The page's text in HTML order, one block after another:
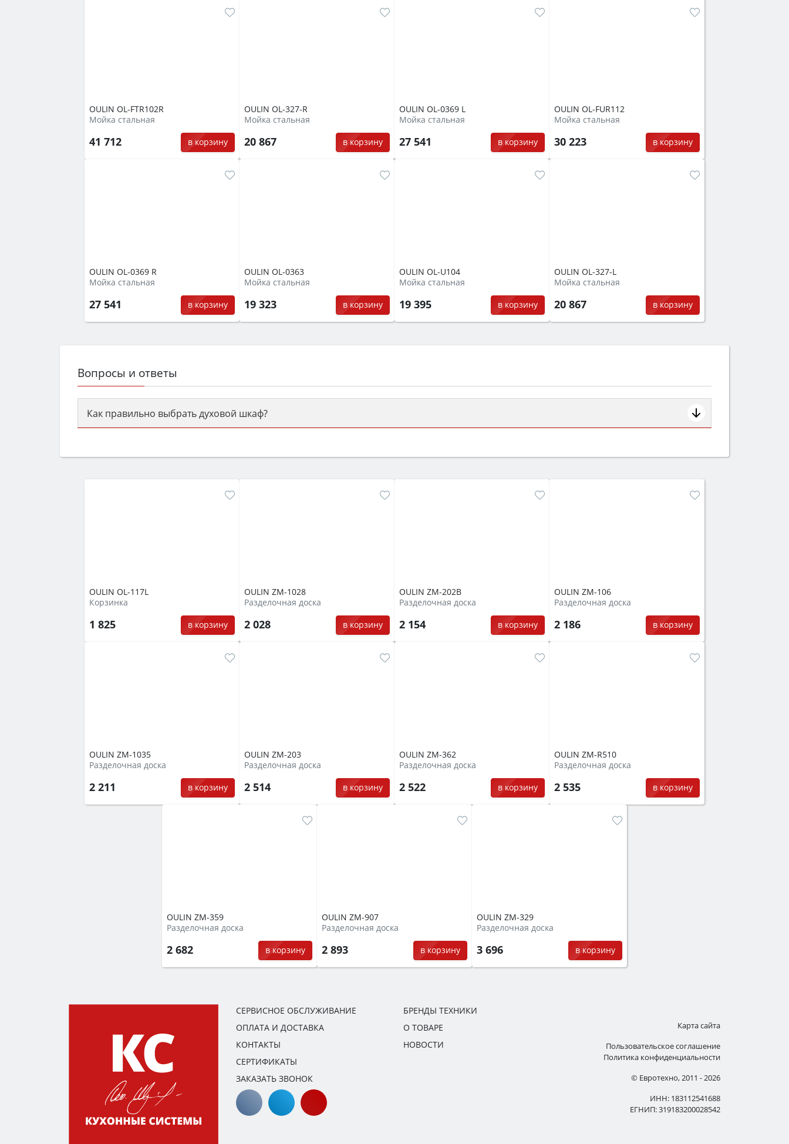
OULIN OL-FTR102R
Мойка стальная
41 712 в корзину
OULIN OL-327-R
Мойка стальная
20 867 в корзину
OULIN OL-0369 L
Мойка стальная
27 541 в корзину
OULIN OL-FUR112
Мойка стальная
30 223 в корзину
OULIN OL-0369 R
Мойка стальная
27 541 в корзину
OULIN OL-0363
Мойка стальная
19 323 в корзину
OULIN OL-U104
Мойка стальная
19 395 в корзину
OULIN OL-327-L
Мойка стальная
20 867 в корзину
Вопросы и ответы
Как правильно выбрать духовой шкаф?
семьи, класс энергопотребления не ниже A и нужные функции (конвекция, гриль, самоочистка, защита от детей).
OULIN OL-117L
Корзинка
1 825 в корзину
OULIN ZM-1028
Разделочная доска
2 028 в корзину
OULIN ZM-202B
Разделочная доска
2 154 в корзину
OULIN ZM-106
Разделочная доска
2 186 в корзину
OULIN ZM-1035
Разделочная доска
2 211 в корзину
OULIN ZM-203
Разделочная доска
2 514 в корзину
OULIN ZM-362
Разделочная доска
2 522 в корзину
OULIN ZM-R510
Разделочная доска
2 535 в корзину
OULIN ZM-359
Разделочная доска
2 682 в корзину
OULIN ZM-907
Разделочная доска
2 893 в корзину
OULIN ZM-329
Разделочная доска
3 696 в корзину
СЕРВИСНОЕ ОБСЛУЖИВАНИЕ
ОПЛАТА И ДОСТАВКА
КОНТАКТЫ
СЕРТИФИКАТЫ
ЗАКАЗАТЬ ЗВОНОК
БРЕНДЫ ТЕХНИКИ
О ТОВАРЕ
НОВОСТИ
Карта сайта
Пользовательское соглашение
Политика конфиденциальности
© Евротехно, 2011 - 2026
ИНН: 183112541688
ЕГНИП: 319183200028542